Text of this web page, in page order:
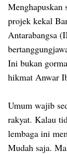
Menghapuskan
projek kekal
Antarabangsa
Ini bukan
hikmat Anwar
Umum wajib
rakyat. Kalau
lembaga ini
Mudah saja.